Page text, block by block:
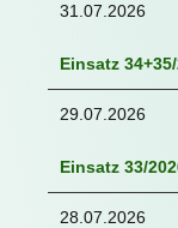
31.07.2026
Einsatz
29.07.2026
Einsatz 33/
28.07.2026